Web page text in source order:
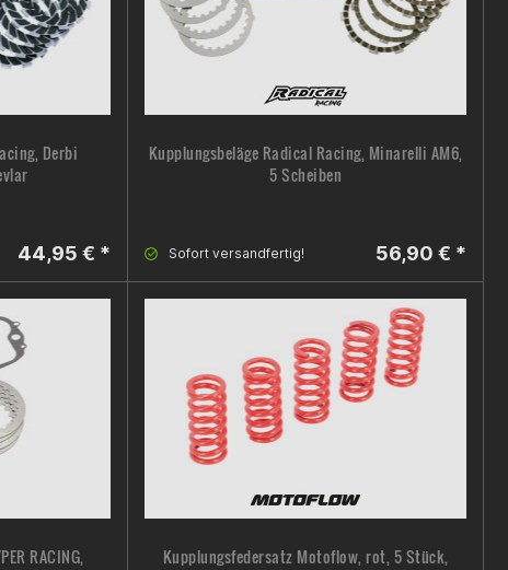
Derbi
44,95 € *
Kupplungsbeläge Radical Racing, Minarelli AM6,
5 Scheiben
Sofort versandfertig! 56,90 € *
RACING,
Kupplungsfedersatz Motoflow, rot, 5 Stück,